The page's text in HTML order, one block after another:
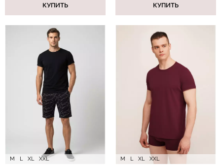
КУПИТЬ КУПИТЬ
M L XL XXL M L XL XXL
Бесшовные леггинсы
LEGGINGS (черный) Giulia
689 грн.
Бесшовная бразилиана с
легкой коррекцией
BRASILIAN SHAPEWEAR
black (черный) Giulia
258 грн. 369 грн.